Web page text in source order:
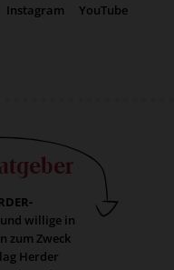
Instagram
YouTube
und willige in
zum Zweck
Herder